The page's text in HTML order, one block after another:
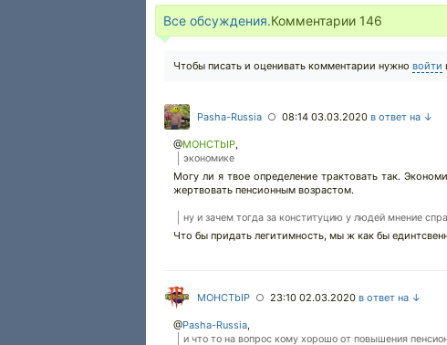
Все обсуждения.Комментарии 146
Чтобы писать и оценивать комментарии нужно войти
Pasha-Russia ○ 08:14 03.03.2020 в ответ на ↓
@MOHCTbIP,
экономике
Могу ли я твое определение трактовать так.
жертвовать пенсионным возрастом.
ну и зачем тогда за конституцию у людей мнение
Что бы придать легитимность, мы ж как бы
MOHCTbIP ○ 23:10 02.03.2020 в ответ на ↓
@Pasha-Russia,
и что то на вопрос кому хорошо от повышения